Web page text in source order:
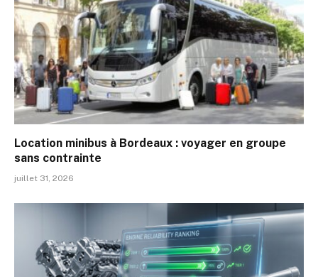
Location minibus à Bordeaux : voyager en groupe
sans contrainte
juillet 31, 2026